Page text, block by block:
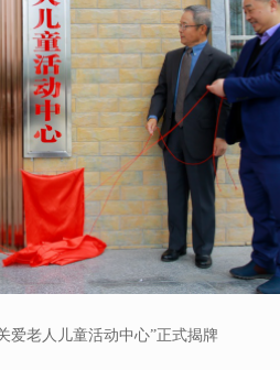
爱老人儿童活动中心”正式揭牌